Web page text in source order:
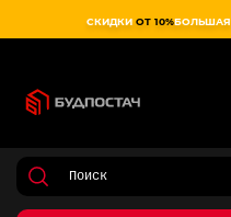
СКИДКИ ОТ 10%БОЛЬШАЯ